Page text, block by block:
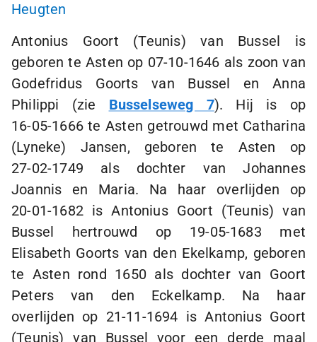
Heugten
Antonius Goort (Teunis) van Bussel is
geboren te Asten op 07-10-1646 als zoon van
Godefridus Goorts van Bussel en Anna
Philippi (zie Busselseweg 7). Hij is op
16-05-1666te Asten getrouwd met Catharina
(Lyneke) Jansen, geboren te Asten op
27-02-1749 als dochter van Johannes
Joannis en Maria. Na haar overlijden op
20-01-1682is Antonius Goort (Teunis) van
Bussel hertrouwd op 19-05-1683 met
Elisabeth Goorts van den Ekelkamp, geboren
te Asten rond 1650 als dochter van Goort
Peters van den Eckelkamp. Na haar
overlijden op 21-11-1694 is Antonius Goort
(Teunis) van Bussel voor een derde maal